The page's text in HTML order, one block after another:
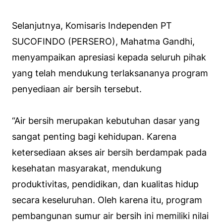
Selanjutnya, Komisaris Independen PT
SUCOFINDO (PERSERO), Mahatma Gandhi,
menyampaikan apresiasi kepada seluruh pihak
yang telah mendukung terlaksananya program
penyediaan air bersih tersebut.
“Air bersih merupakan kebutuhan dasar yang
sangat penting bagi kehidupan. Karena
ketersediaan akses air bersih berdampak pada
kesehatan masyarakat, mendukung
produktivitas, pendidikan, dan kualitas hidup
secara keseluruhan. Oleh karena itu, program
pembangunan sumur air bersih ini memiliki nilai